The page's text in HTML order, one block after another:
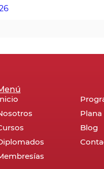
Blog